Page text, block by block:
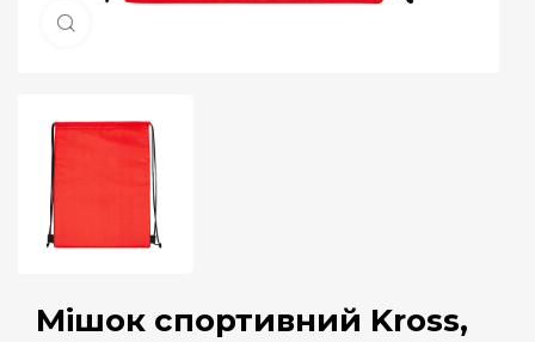
Мішок спортивний Kross,